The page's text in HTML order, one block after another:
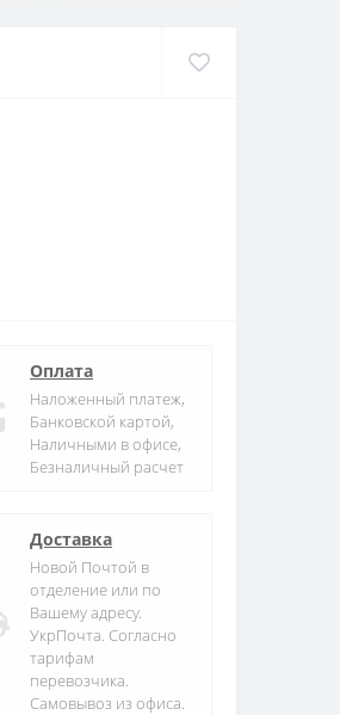
Оплата
Наложенный платеж,
Банковской картой,
Наличными в офисе,
Безналичный расчет
Доставка
Новой Почтой в
отделение или по
Вашему адресу.
УкрПочта. Согласно
тарифам
перевозчика.
Самовывоз из офиса.